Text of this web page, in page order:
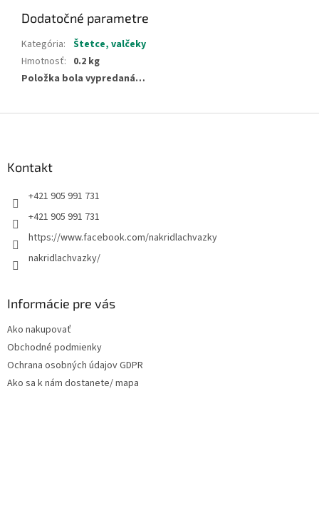
Dodatočné parametre
Kategória: Štetce, valčeky
Hmotnosť: 0.2 kg
Položka bola vypredaná…
Kontakt
+421 905 991 731
+421 905 991 731
https://www.facebook.com/nakridlachvazky
nakridlachvazky/
Informácie pre vás
Ako nakupovať
Obchodné podmienky
Ochrana osobných údajov GDPR
Ako sa k nám dostanete/ mapa